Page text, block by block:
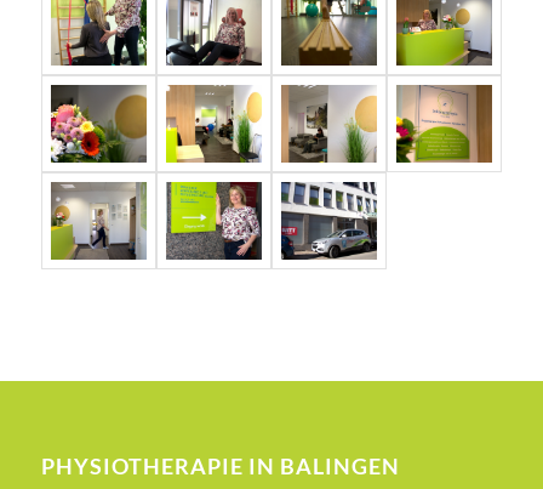
PHYSIOTHERAPIE IN BALINGEN